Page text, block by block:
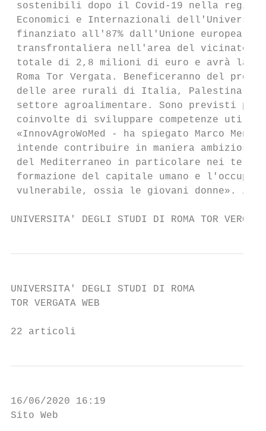
sostenibili dopo il Covid-19 nella
Economici e Internazionali dell'Università
finanziato all'87% dall'Unione europea
transfrontaliera nell'area del vicinato
totale di 2,8 milioni di euro e avrà la
Roma Tor Vergata. Beneficeranno del
delle aree rurali di Italia, Palestina,
settore agroalimentare. Sono previsti
coinvolte di sviluppare competenze
«InnovAgroWoMed - ha spiegato Marco
intende contribuire in maniera
del Mediterraneo in particolare nei
formazione del capitale umano e
vulnerabile, ossia le giovani donne». //
UNIVERSITA' DEGLI STUDI DI ROMA TOR
UNIVERSITA' DEGLI STUDI DI ROMA
TOR VERGATA WEB
22 articoli
16/06/2020 16:19
Sito Web